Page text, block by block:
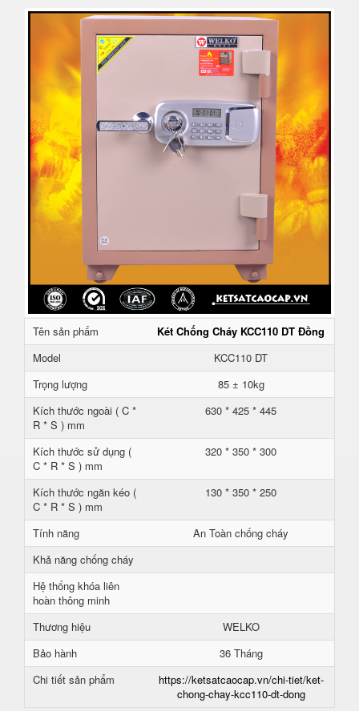
Tên sản phẩm
Két Chống Cháy KCC110 DT Đồng
Model
KCC110 DT
Trọng lượng
85 ± 10kg
Kích thước ngoài ( C *
R * S ) mm
630 * 425 * 445
Kích thước sử dụng (
C * R * S ) mm
320 * 350 * 300
Kích thước ngăn kéo (
C * R * S ) mm
130 * 350 * 250
Tính năng
An Toàn chống cháy
Khả năng chống cháy
Hệ thống khóa liên
hoàn thông minh
Thương hiệu
WELKO
Bảo hành
36 Tháng
Chi tiết sản phẩm
https://ketsatcaocap.vn/chi-tiet/ket-
chong-chay-kcc110-dt-dong